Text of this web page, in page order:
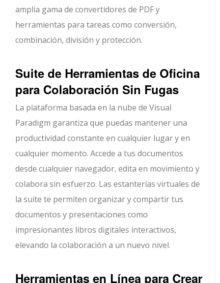
amplia gama de convertidores de PDF y
herramientas para tareas como conversión,
combinación, división y protección.
Suite de Herramientas de Oficina
para Colaboración Sin Fugas
La plataforma basada en la nube de Visual
Paradigm garantiza que puedas mantener una
productividad constante en cualquier lugar y en
cualquier momento. Accede a tus documentos
desde cualquier navegador, edita en movimiento y
colabora sin esfuerzo. Las estanterías virtuales de
la suite te permiten organizar y compartir tus
documentos y presentaciones como
impresionantes libros digitales interactivos,
elevando la colaboración a un nuevo nivel.
Herramientas en Línea para Crear